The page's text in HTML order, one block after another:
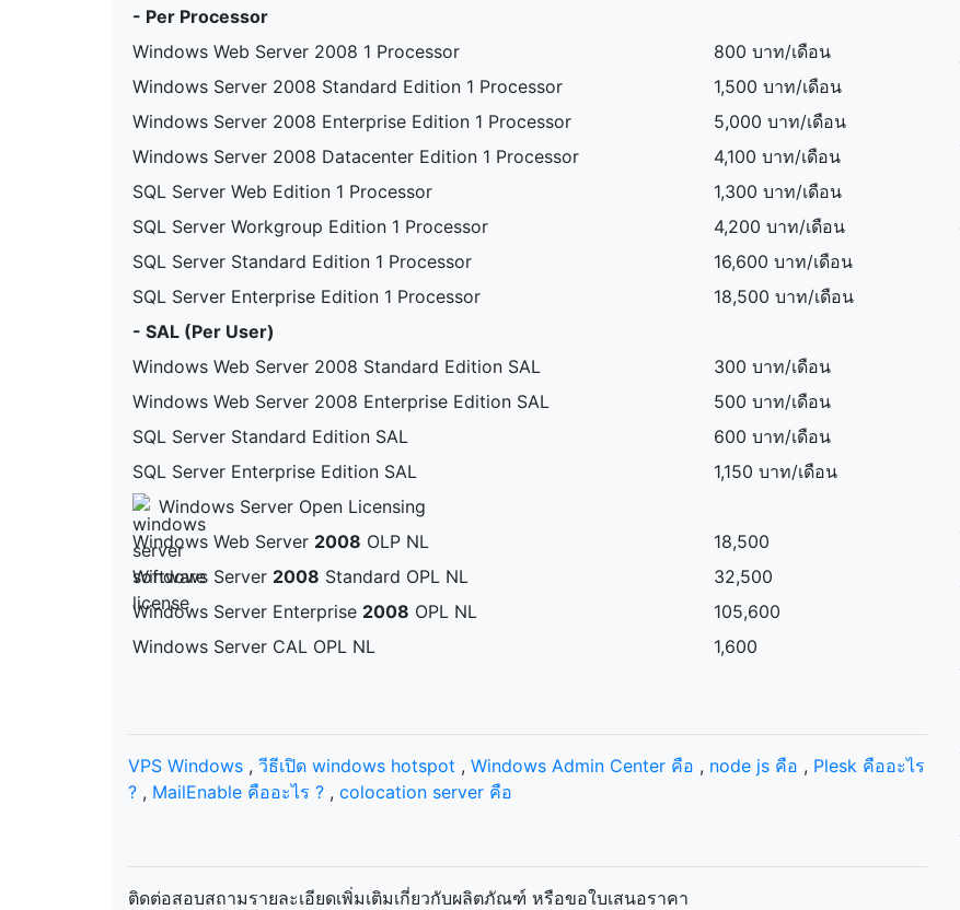
- Per Processor
Windows Web Server 2008 1 Processor
800 บาท/เดือน
Windows Server 2008 Standard Edition 1 Processor
1,500 บาท/เดือน
Windows Server 2008 Enterprise Edition 1 Processor
5,000 บาท/เดือน
Windows Server 2008 Datacenter Edition 1 Processor
4,100 บาท/เดือน
SQL Server Web Edition 1 Processor
1,300 บาท/เดือน
SQL Server Workgroup Edition 1 Processor
4,200 บาท/เดือน
SQL Server Standard Edition 1 Processor
16,600 บาท/เดือน
SQL Server Enterprise Edition 1 Processor
18,500 บาท/เดือน
- SAL (Per User)
Windows Web Server 2008 Standard Edition SAL
300 บาท/เดือน
Windows Web Server 2008 Enterprise Edition SAL
500 บาท/เดือน
SQL Server Standard Edition SAL
600 บาท/เดือน
SQL Server Enterprise Edition SAL
1,150 บาท/เดือน
Windows Server Open Licensing
Windows Web Server 2008 OLP NL
18,500
Windows Server 2008 Standard OPL NL
32,500
Windows Server Enterprise 2008 OPL NL
105,600
Windows Server CAL OPL NL
1,600
VPS Windows , วีธีเปิด windows hotspot , Windows Admin Center คือ , node js คือ , Plesk คืออะไร
? , MailEnable คืออะไร ? , colocation server คือ
ติดต่อสอบสถามรายละเอียดเพิ่มเติมเกี่ยวกับผลิตภัณฑ์ หรือขอใบเสนอราคา